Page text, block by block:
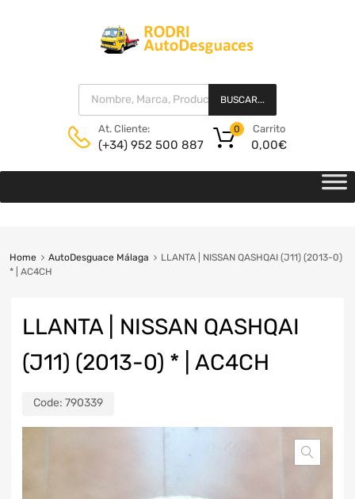
BUSCAR...
At. Cliente:
(+34) 952 500 887
Carrito
0,00€
0
Home AutoDesguace Málaga
LLANTA | NISSAN QASHQAI (J11) (2013-0)
* | AC4CH
LLANTA | NISSAN QASHQAI
(J11) (2013-0) * | AC4CH
Code: 790339